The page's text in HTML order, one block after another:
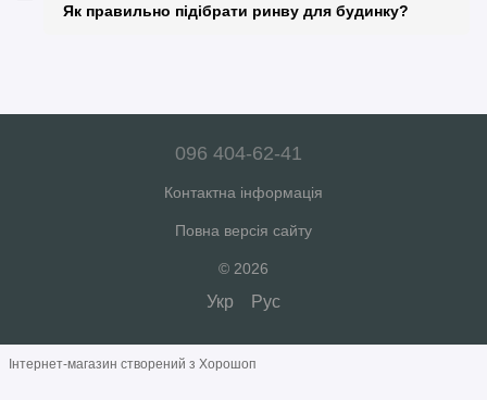
— вони легко монтуються, мають естетичний вигляд і
Як правильно підібрати ринву для будинку?
допоможуть вам підібрати оптимальний варіант.
096 404-62-41
Контактна інформація
Повна версія сайту
© 2026
Укр Рус
Інтернет-магазин створений з Хорошоп